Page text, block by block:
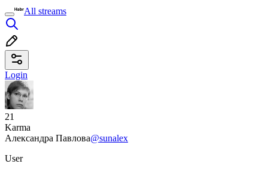
All streams
Login
21
Karma
Александра Павлова@sunalex
User